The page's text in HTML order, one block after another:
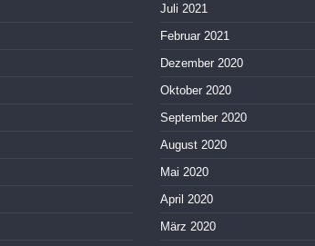
Juli 2021
Februar 2021
Dezember 2020
Oktober 2020
September 2020
August 2020
Mai 2020
April 2020
März 2020